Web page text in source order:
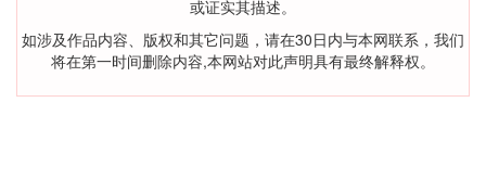
或证实其描述。
如涉及作品内容、版权和其它问题，请在30日内与本网联系，我们
将在第一时间删除内容,本网站对此声明具有最终解释权。